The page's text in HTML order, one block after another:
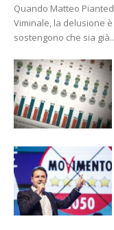
Quando Matteo
Viminale, la delusione
sostengono che sia